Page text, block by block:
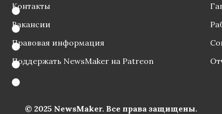
Контакты
Вакансии
Правовая информация
Поддержать NewsMaker на Patreon
© 2025 NewsMaker. Все права защищены.